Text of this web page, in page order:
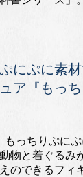
にぷに素
ア『もっ
もっちりぷに
動物と着ぐるみ
えのできるフィ